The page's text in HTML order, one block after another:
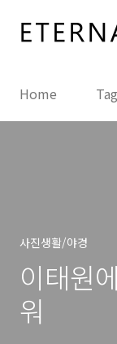
Home Tag
사진생활/야경
이태원
워